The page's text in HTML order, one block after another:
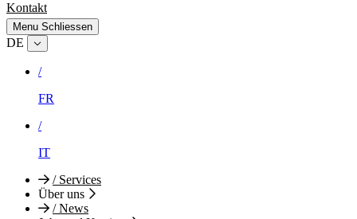
Kontakt
Menu Schliessen
DE
/
FR
/
IT
/Services
Über uns
/News